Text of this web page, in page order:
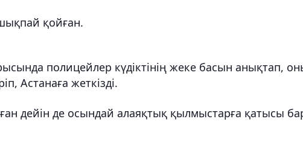
қойған.
полицейлер күдіктінің жеке басын анықтап,
Астанаға жеткізді.
дейін де осындай алаяқтық қылмыстарға қатысы